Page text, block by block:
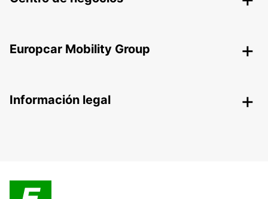
Europcar Mobility Group
Información legal